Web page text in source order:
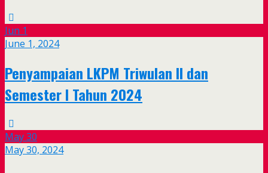
Jun 1
June 1, 2024
Penyampaian LKPM Triwulan II dan
Semester I Tahun 2024
May30
May 30, 2024